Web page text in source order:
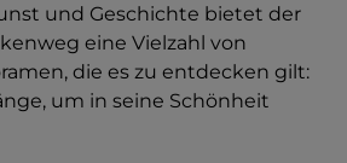
und Geschichte bietet der
eine Vielzahl von
die es zu entdecken gilt:
um in seine Schönheit